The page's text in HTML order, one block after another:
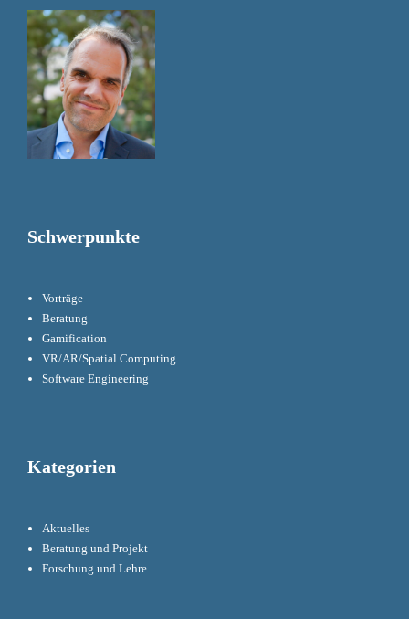
Schwerpunkte
Vorträge
Beratung
Gamification
VR/AR/Spatial Computing
Software Engineering
Kategorien
Aktuelles
Beratung und Projekt
Forschung und Lehre